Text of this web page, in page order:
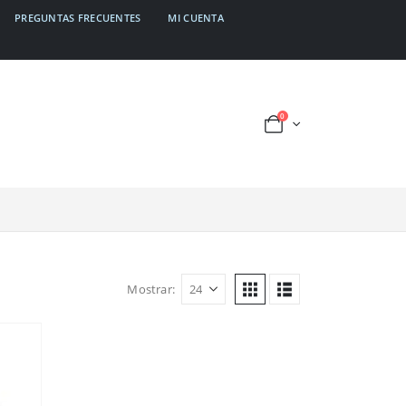
PREGUNTAS FRECUENTES MI CUENTA
0
Mostrar: